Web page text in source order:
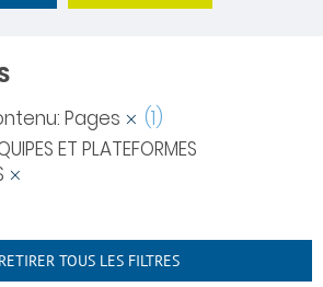
Pages
(1)
ET PLATEFORMES
RETIRER TOUS LES FILTRES